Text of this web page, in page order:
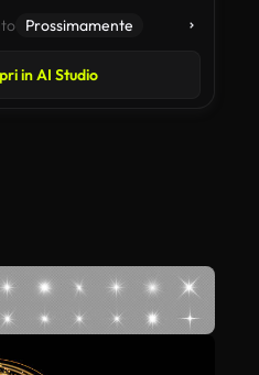
Prossimamente
in AI Studio